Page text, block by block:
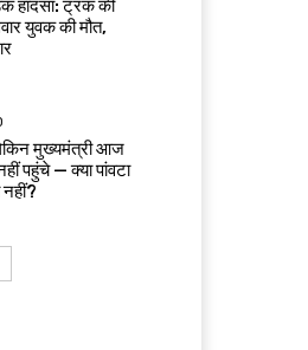
हादसा: ट्रक की
युवक की मौत,
लेकिन मुख्यमंत्री आज
पहुंचे — क्या पांवटा
नहीं?